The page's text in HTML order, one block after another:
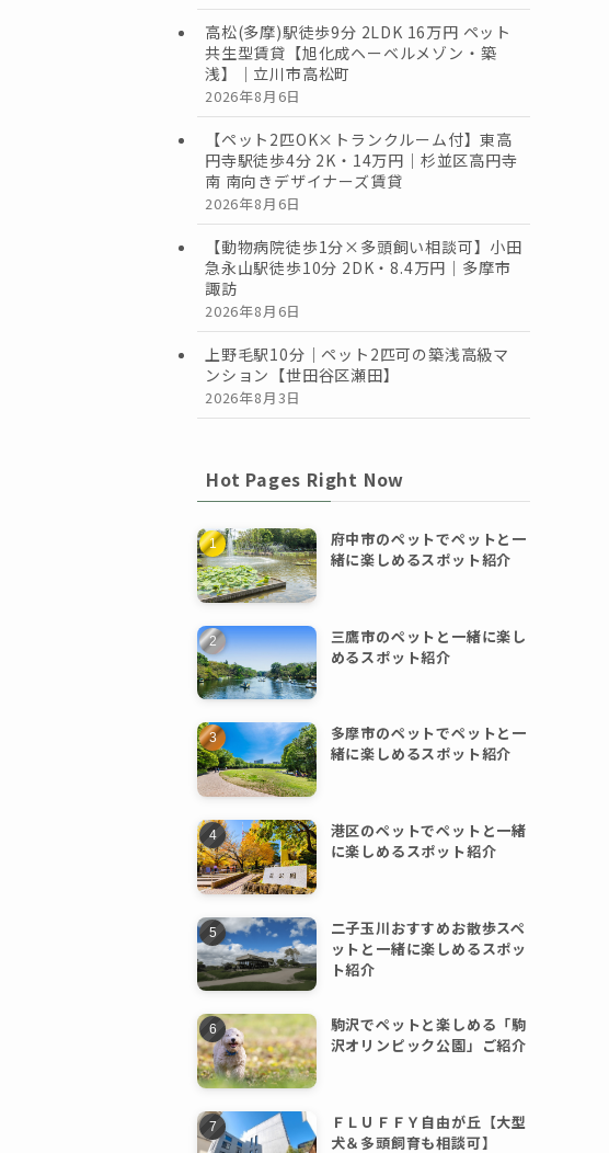
高松(多摩)駅徒歩9分 2LDK 16万円 ペット
共生型賃貸【旭化成ヘーベルメゾン・築
浅】｜立川市高松町
2026年8月6日
【ペット2匹OK×トランクルーム付】東高
円寺駅徒歩4分 2K・14万円｜杉並区高円寺
南 南向きデザイナーズ賃貸
2026年8月6日
【動物病院徒歩1分×多頭飼い相談可】小田
急永山駅徒歩10分 2DK・8.4万円｜多摩市
諏訪
2026年8月6日
上野毛駅10分｜ペット2匹可の築浅高級マ
ンション【世田谷区瀬田】
2026年8月3日
Hot Pages Right Now
府中市のペットでペットと一
緒に楽しめるスポット紹介
三鷹市のペットと一緒に楽し
めるスポット紹介
多摩市のペットでペットと一
緒に楽しめるスポット紹介
港区のペットでペットと一緒
に楽しめるスポット紹介
二子玉川おすすめお散歩スペ
ットと一緒に楽しめるスポッ
ト紹介
駒沢でペットと楽しめる「駒
沢オリンピック公園」ご紹介
ＦＬＵＦＦＹ自由が丘【大型
犬＆多頭飼育も相談可】